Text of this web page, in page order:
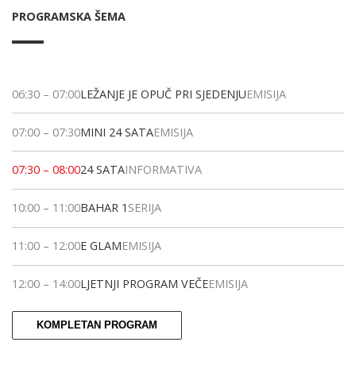
PROGRAMSKA ŠEMA
06:30 – 07:00LEŽANJE JE OPUČ PRI SJEDENJUEMISIJA
07:00 – 07:30MINI 24 SATAEMISIJA
07:30 – 08:0024 SATAINFORMATIVA
10:00 – 11:00BAHAR 1 SERIJA
11:00 – 12:00E GLAMEMISIJA
12:00 – 14:00LJETNJI PROGRAM VEČEEMISIJA
KOMPLETAN PROGRAM